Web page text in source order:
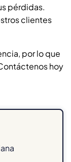
pérdidas.
clientes
por lo que
hoy